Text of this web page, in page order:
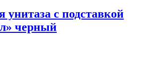
с подставкой
черный